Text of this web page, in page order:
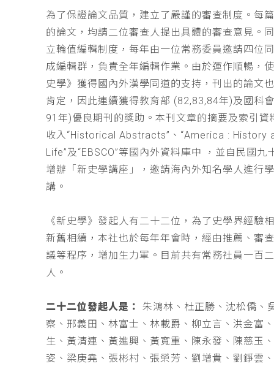
為了保證論文品質，建立了嚴謹的審查制度。每
的論文，均請二位審查人提出具體的審查意見。
立輪值編輯制度，每年由一位常務委員邀請四位
成編輯群，負責全年編輯作業。由於運作順暢，
史學》獲得國內外漢學同道的支持，刊出的論文
肯定，因此連續獲得教育部 (82,83,84年)及國科
91年)優良期刊的獎助。本刊文章的摘要及索引資
收入“Historical Abstracts”、“America : History
Life”及“EBSCO”等國內外資料庫中 ，並自民國九
增辦「新史學講座」，邀請海內外知名學人進行
講。
《新史學》發起人有二十二位，為了史學界經驗
新舊相續，本社也於每年年會時，經由推薦、審
議等程序，增加生力軍。目前共有常務社員一百
人。
二十二位發起人是：
朱鴻林、杜正勝、沈松僑、
察、邢義田、林富士、林載爵、柳立言、洪金富
生、黃清連、黃進興、黃寬重、陳永發、陳慈玉
姿、梁庚堯、張彬村、張榮芳、劉增貴、劉錚雲